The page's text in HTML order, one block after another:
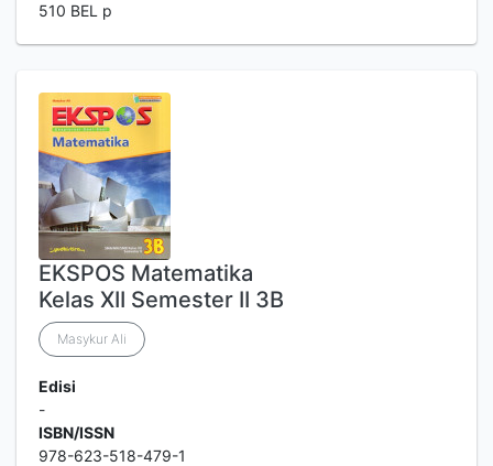
510 BEL p
EKSPOS Matematika
Kelas XII Semester II 3B
Masykur Ali
Edisi
-
ISBN/ISSN
978-623-518-479-1